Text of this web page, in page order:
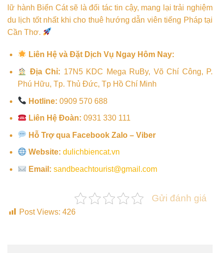
lữ hành Biển Cát sẽ là đối tác tin cậy, mang lại trải nghiệm
du lịch tốt nhất khi cho thuê hướng dẫn viên tiếng Pháp tại
Cần Thơ.
Liên Hệ và Đặt Dịch Vụ Ngay Hôm Nay:
Địa Chỉ: 17N5 KDC Mega RuBy, Võ Chí Công, P.
Phú Hữu, Tp. Thủ Đức, Tp Hồ Chí Minh
Hotline: 0909 570 688
Liên Hệ Đoàn: 0931 330 111
Hỗ Trợ qua Facebook Zalo – Viber
Website: dulichbiencat.vn
Email: sandbeachtourist@gmail.com
Gửi đánh giá
Post Views: 426